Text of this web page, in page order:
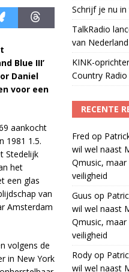
Blue III’
Daniel
voor een
aankocht
1981 1.5.
Stedelijk
het
een glas
van
Amsterdam
volgens de
in New York
Schrijf je nu
TalkRadio
van Nederland
KINK-
Country Radio
RECENTE
Fred op
wil wel naast
Qmusic,
veiligheid
Guus op
wil wel naast
Qmusic,
veiligheid
Rodyop
wil wel naast